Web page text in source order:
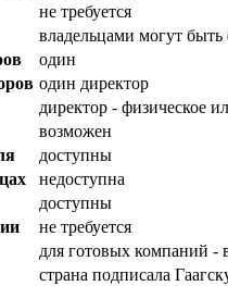
не требуется
владельцами могут
один
один директор
директор - физическое
возможен
доступны
недоступна
доступны
не требуется
для готовых компаний -
страна подписала